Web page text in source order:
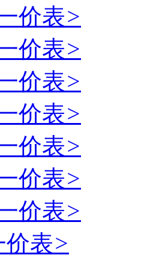
价表>
价表>
价表>
价表>
价表>
价表>
价表>
价表>